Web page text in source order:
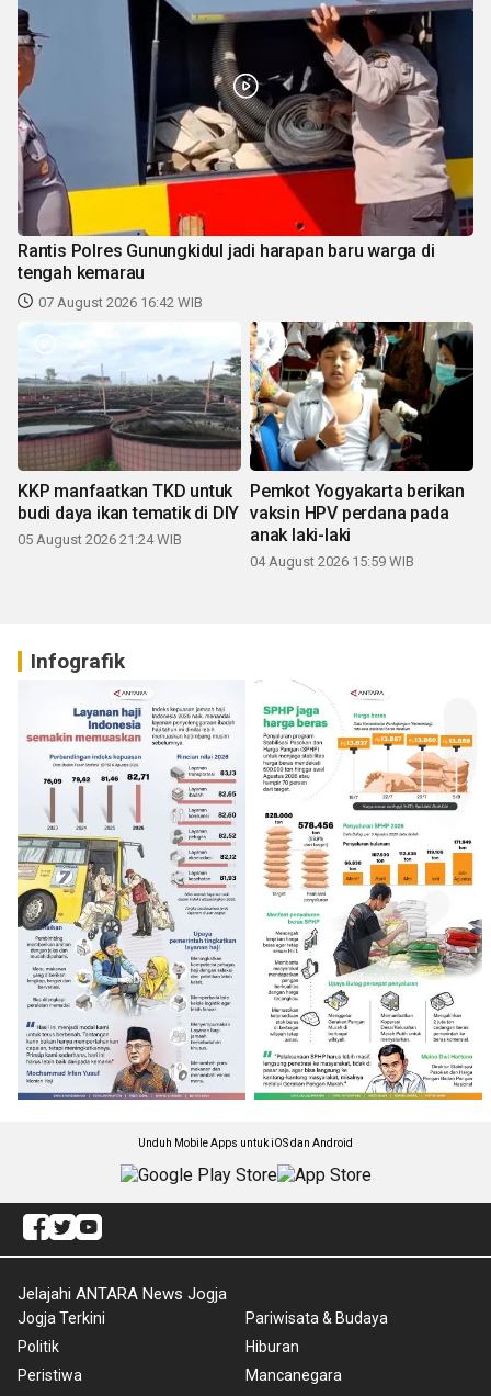
Rantis Polres Gunungkidul jadi harapan baru warga di
tengah kemarau
07 August 2026 16:42 WIB
KKP manfaatkan TKD untuk
budi daya ikan tematik di DIY
05 August 2026 21:24 WIB
Pemkot Yogyakarta berikan
vaksin HPV perdana pada
anak laki-laki
04 August 2026 15:59 WIB
Infografik
Unduh Mobile Apps untuk iOS dan Android
Jelajahi ANTARA News Jogja
Jogja Terkini
Politik
Peristiwa
Pariwisata & Budaya
Hiburan
Mancanegara